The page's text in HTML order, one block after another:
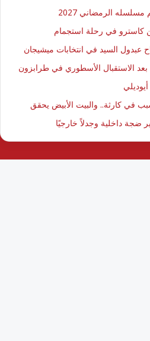
الرمضاني 2027
كاسترو في رحلة استجمام
عبدول السيد في انتخابات ميشيجان
الاستقبال الأسطوري في طرابزون
في كارثة.. والبيت الأبيض يحقق
ضجة داخلية وجدلاً خارجيًا